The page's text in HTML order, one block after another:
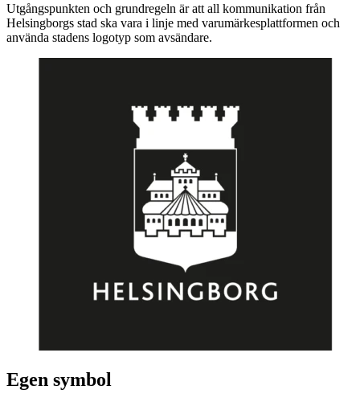
Utgångspunkten och grundregeln är att all kommunikation från
Helsingborgs stad ska vara i linje med varumärkesplattformen och
använda stadens logotyp som avsändare.
Egen symbol